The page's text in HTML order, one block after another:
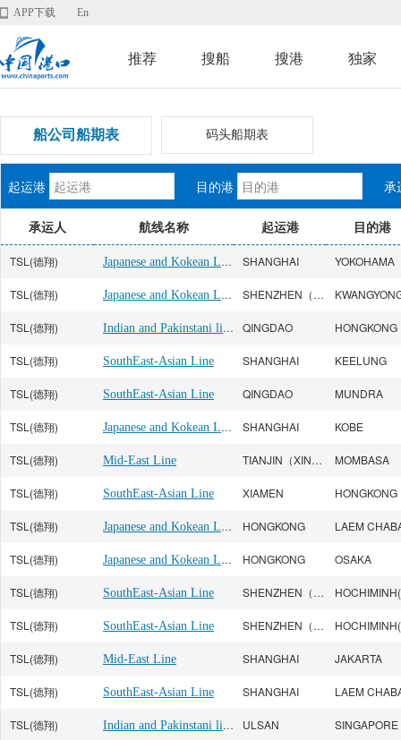
APP下载 En
推荐 搜船 搜港 独家
船公司船期表 码头船期表
起运港 目的港 承
承运人 航线名称 起运港 目的港
TSL(德翔) Japanese and Kokean Line SHANGHAI YOKOHAMA
TSL(德翔) Japanese and Kokean Line SHENZHEN（YANTIAN）
TSL(德翔) Indian and Pakinstani line QINGDAO HONGKONG
TSL(德翔) SouthEast-Asian Line SHANGHAI KEELUNG
TSL(德翔) SouthEast-Asian Line QINGDAO MUNDRA
TSL(德翔) Japanese and Kokean Line SHANGHAI KOBE
TSL(德翔) Mid-East Line TIANJIN（XINGANG） MOMBASA
TSL(德翔) SouthEast-Asian Line XIAMEN HONGKONG
TSL(德翔) Japanese and Kokean Line HONGKONG
TSL(德翔) Japanese and Kokean Line HONGKONG OSAKA
TSL(德翔) SouthEast-Asian Line SHENZHEN（SHEKOU）
TSL(德翔) SouthEast-Asian Line SHENZHEN（SHEKOU）
TSL(德翔) Mid-East Line SHANGHAI JAKARTA
TSL(德翔) SouthEast-Asian Line SHANGHAI
TSL(德翔) Indian and Pakinstani line ULSAN SINGAPORE